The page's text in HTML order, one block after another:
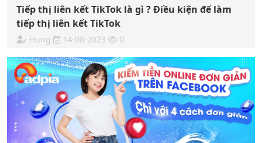
Tiếp thị liên kết TikTok là gì ? Điều kiện để làm
tiếp thị liên kết TikTok
Hung 14-08-2023 0